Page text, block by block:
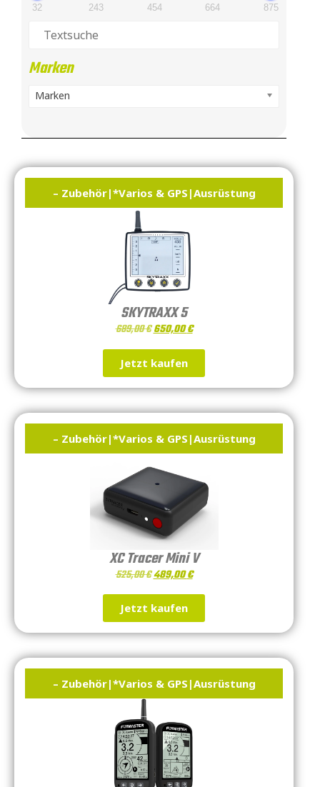
32 243 454 664 875
Marken
Marken
– Zubehör|*Varios & GPS |Ausrüstung
SKYTRAXX 5
689,00€650,00€
Jetzt kaufen
– Zubehör|*Varios & GPS |Ausrüstung
XC Tracer Mini V
525,00€489,00€
Jetzt kaufen
– Zubehör|*Varios & GPS |Ausrüstung